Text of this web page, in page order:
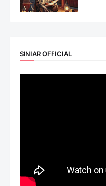
SINIAR OFFICIAL